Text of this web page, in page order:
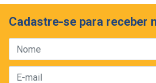
Cadastre-se para receber